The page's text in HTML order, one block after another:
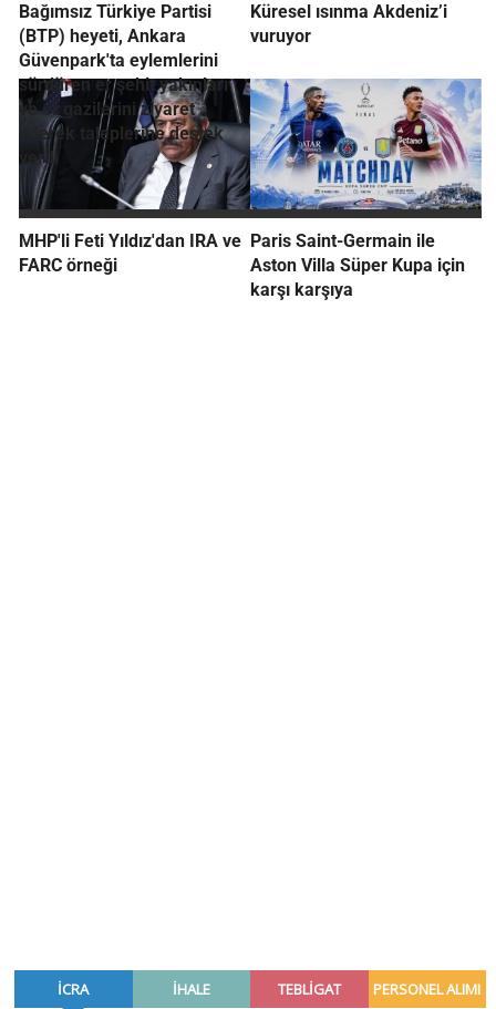
Bağımsız Türkiye Partisi
(BTP) heyeti, Ankara
Güvenpark'ta eylemlerini
sürdüren er şehit yakınları
ve er gazilerini ziyaret
ederek taleplerine destek
verdi
Küresel ısınma Akdeniz’i
vuruyor
MHP'li Feti Yıldız'dan IRA ve
FARC örneği
Paris Saint-Germain ile
Aston Villa Süper Kupa için
karşı karşıya